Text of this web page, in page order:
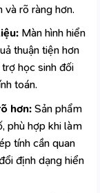
và rõ ràng hơn.
Màn hình hiển
thuận tiện hơn
học sinh đối
toán.
hơn:Sản phẩm
phù hợp khi làm
tính cần quan
định dạng hiển